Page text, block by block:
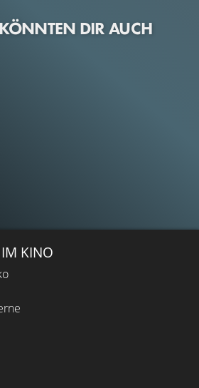
DIR AUCH
KINO